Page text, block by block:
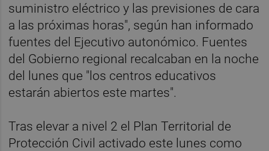
suministro eléctrico y las previsiones de cara
a las próximas horas", según han informado
fuentes del Ejecutivo autonómico. Fuentes
del Gobierno regional recalcaban en la noche
del lunes que "los centros educativos
estarán abiertos este martes".
Tras elevar a nivel 2 el Plan Territorial de
Protección Civil activado este lunes como